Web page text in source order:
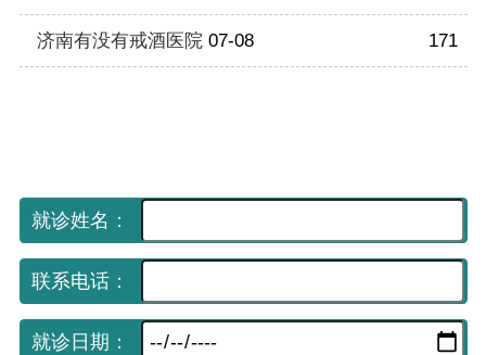
171
济南有没有戒酒医院 07-08
就诊姓名：
联系电话：
就诊日期：